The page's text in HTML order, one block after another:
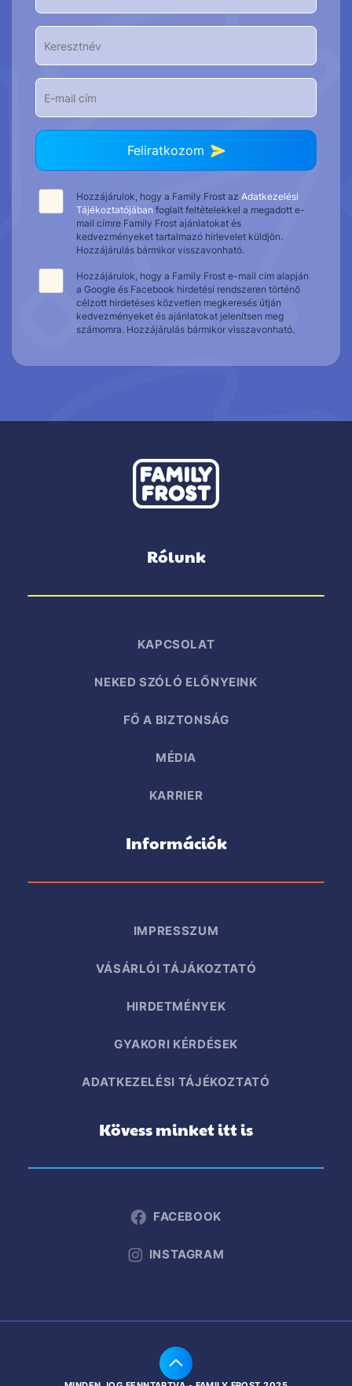
Feliratkozom
Hozzájárulok, hogy a Family Frost az Adatkezelési
Tájékoztatójában foglalt feltételekkel a megadott e-
mail címre Family Frost ajánlatokat és
kedvezményeket tartalmazó hírlevelet küldjön.
Hozzájárulás bármikor visszavonható.
Hozzájárulok, hogy a Family Frost e-mail cím alapján
a Google és Facebook hirdetési rendszeren történő
célzott hirdetéses közvetlen megkeresés útján
kedvezményeket és ajánlatokat jelenítsen meg
számomra. Hozzájárulás bármikor visszavonható.
Rólunk
KAPCSOLAT
NEKED SZÓLÓ ELŐNYEINK
FŐ A BIZTONSÁG
MÉDIA
KARRIER
Információk
IMPRESSZUM
VÁSÁRLÓI TÁJÁKOZTATÓ
HIRDETMÉNYEK
GYAKORI KÉRDÉSEK
ADATKEZELÉSI TÁJÉKOZTATÓ
Kövess minket itt is
FACEBOOK
INSTAGRAM